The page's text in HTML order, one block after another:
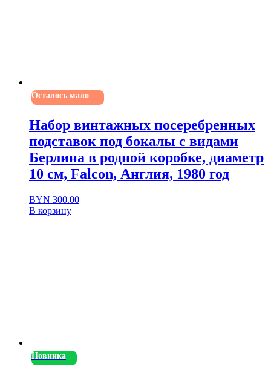
Осталось мало
Набор винтажных посеребренных
подставок под бокалы с видами
Берлина в родной коробке, диаметр
10 см, Falcon, Англия, 1980 год
BYN 300.00
В корзину
Новинка